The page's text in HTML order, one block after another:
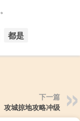
都是
下一篇
攻城掠地攻略冲级